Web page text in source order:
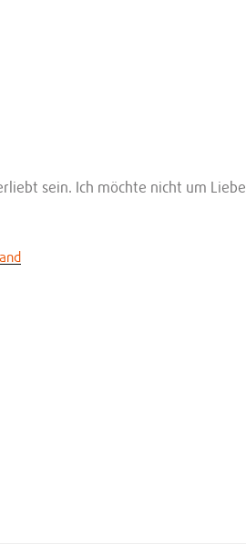
sein. Ich möchte nicht um Liebe